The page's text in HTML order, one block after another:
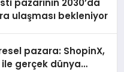
pazarının 2030’da
ulaşması bekleniyor
pazara: ShopinX,
gerçek dünya